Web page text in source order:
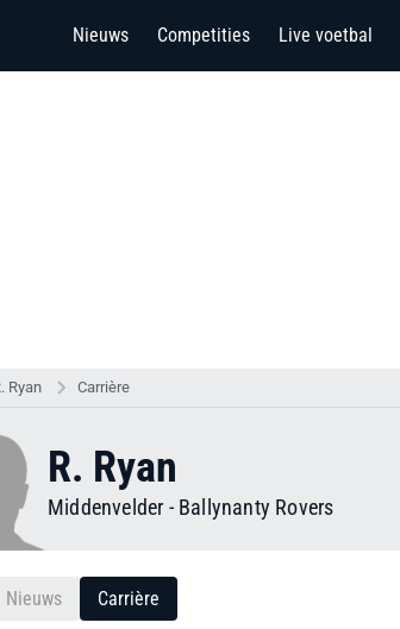
Nieuws Competities Live voetbal
Ryan Carrière
R. Ryan
Middenvelder - Ballynanty Rovers
Nieuws Carrière